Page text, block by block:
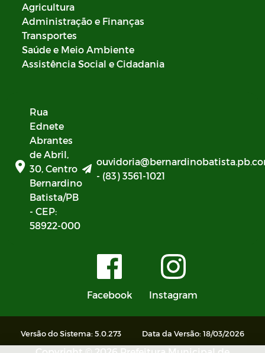
Agricultura
Administração e Finanças
Transportes
Saúde e Meio Ambiente
Assistência Social e Cidadania
Rua
Ednete
Abrantes
de Abril,
30, Centro
Bernardino
Batista/PB
- CEP:
58922-000
- (83) 3561-1021
Facebook Instagram
Versão do Sistema: 5.0.273 Data da Versão: 18/03/2026